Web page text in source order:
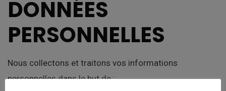
DONNÉES
PERSONNELLES
Nous collectons et traitons vos informations
personnelles dans le but de :